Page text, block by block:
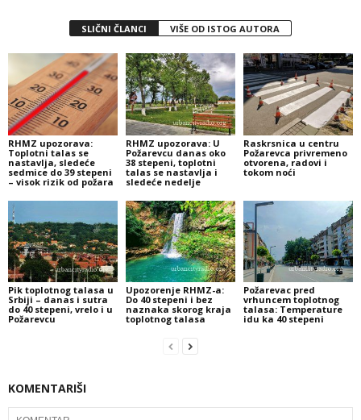
SLIČNI ČLANCI VIŠE OD ISTOG AUTORA
RHMZ upozorava:
Toplotni talas se
nastavlja, sledeće
sedmice do 39 stepeni
– visok rizik od požara
RHMZ upozorava: U
Požarevcu danas oko
38 stepeni, toplotni
talas se nastavlja i
sledeće nedelje
Raskrsnica u centru
Požarevca privremeno
otvorena, radovi i
tokom noći
Pik toplotnog talasa u
Srbiji – danas i sutra
do 40 stepeni, vrelo i u
Požarevcu
Upozorenje RHMZ-a:
Do 40 stepeni i bez
naznaka skorog kraja
toplotnog talasa
Požarevac pred
vrhuncem toplotnog
talasa: Temperature
idu ka 40 stepeni
KOMENTARIŠI